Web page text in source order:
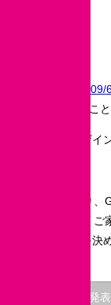
木）
news/2021/09/
らご覧いただくこと
ニフォームデザイ
投票は
でとなっており、
1つにつき1票。ご
ームデザインを決
いいたします。
次審査通過作品発